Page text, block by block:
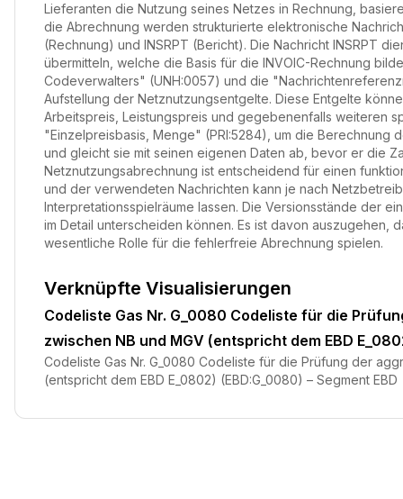
Lieferanten die Nutzung seines Netzes in Rechnung,
die Abrechnung werden strukturierte elektronische
(Rechnung) und INSRPT (Bericht). Die Nachricht INSRPT
übermitteln, welche die Basis für die INVOIC-Rechnung
Codeverwalters" (UNH:0057) und die
Aufstellung der Netznutzungsentgelte. Diese Entgelte
Arbeitspreis, Leistungspreis und gegebenenfalls weiteren
"Einzelpreisbasis, Menge" (PRI:5284), um die
und gleicht sie mit seinen eigenen Daten ab, bevor er die
Netznutzungsabrechnung ist entscheidend für einen
und der verwendeten Nachrichten kann je nach
Interpretationsspielräume lassen. Die Versionsstände der
im Detail unterscheiden können. Es ist davon
wesentliche Rolle für die fehlerfreie Abrechnung spielen.
Verknüpfte Visualisierungen
Codeliste Gas Nr. G_0080 Codeliste für die
zwischen NB und MGV (entspricht dem EBD
Codeliste Gas Nr. G_0080 Codeliste für die Prüfung der
(entspricht dem EBD E_0802) (EBD:G_0080) – Segment EBD